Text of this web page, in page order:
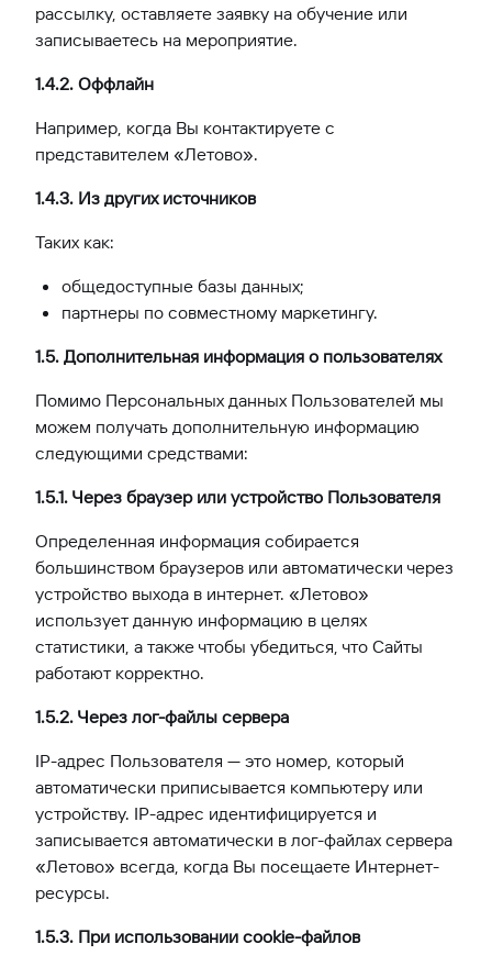
рассылку, оставляете заявку на обучение или
записываетесь на мероприятие.
1.4.2. Оффлайн
Например, когда Вы контактируете с
представителем «Летово».
1.4.3. Из других источников
Таких как:
общедоступные базы данных;
партнеры по совместному маркетингу.
1.5. Дополнительная информация о пользователях
Помимо Персональных данных Пользователей мы
можем получать дополнительную информацию
следующими средствами:
1.5.1. Через браузер или устройство Пользователя
Определенная информация собирается
большинством браузеров или автоматически через
устройство выхода в интернет. «Летово»
использует данную информацию в целях
статистики, а также чтобы убедиться, что Сайты
работают корректно.
1.5.2. Через лог-файлы сервера
IP-адрес Пользователя — это номер, который
автоматически приписывается компьютеру или
устройству. IP-адрес идентифицируется и
записывается автоматически в лог-файлах сервера
«Летово» всегда, когда Вы посещаете Интернет-
ресурсы.
1.5.3. При использовании cookie-файлов